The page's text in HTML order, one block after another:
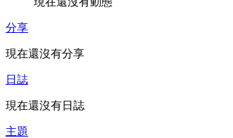
分享
現在還沒有分享
日誌
現在還沒有日誌
主題